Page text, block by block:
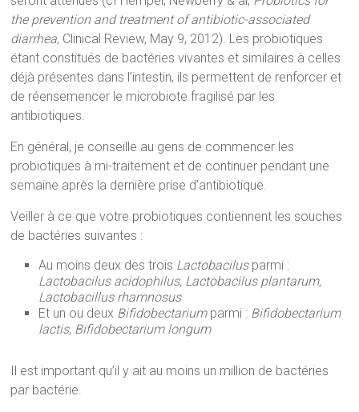
the prevention and treatment of antibiotic-associated
diarrhea, Clinical Review, May 9, 2012). Les probiotiques
étant constitués de bactéries vivantes et similaires à celles
déjà présentes dans l’intestin, ils permettent de renforcer et
de réensemencer le microbiote fragilisé par les
antibiotiques.
En général, je conseille au gens de commencer les
probiotiques à mi-traitement et de continuer pendant une
semaine après la dernière prise d’antibiotique.
Veiller à ce que votre probiotiques contiennent les souches
de bactéries suivantes :
Au moins deux des trois Lactobacilusparmi :
Lactobacilus acidophilus, Lactobacilus plantarum,
Lactobacillus rhamnosus
Et un ou deux Bifidobectariumparmi : Bifidobectarium
lactis, Bifidobectarium longum
Il est important qu’il y ait au moins un million de bactéries
par bactérie.